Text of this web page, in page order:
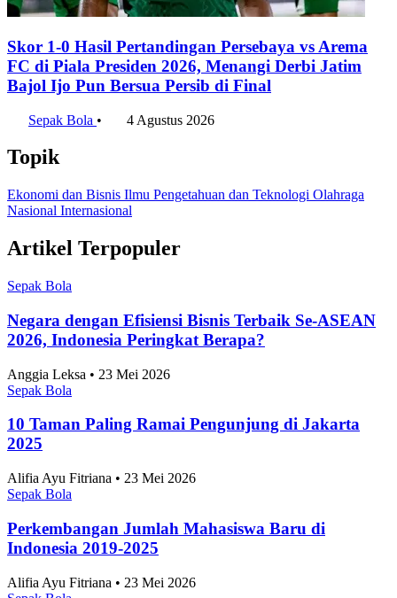
Skor 1-0 Hasil Pertandingan Persebaya vs Arema
FC di Piala Presiden 2026, Menangi Derbi Jatim
Bajol Ijo Pun Bersua Persib di Final
Sepak Bola • 4 Agustus 2026
Topik
Ekonomi dan Bisnis Ilmu Pengetahuan dan Teknologi Olahraga
Nasional Internasional
Artikel Terpopuler
Sepak Bola
Negara dengan Efisiensi Bisnis Terbaik Se-ASEAN
2026, Indonesia Peringkat Berapa?
Anggia Leksa • 23 Mei 2026
Sepak Bola
10 Taman Paling Ramai Pengunjung di Jakarta
2025
Alifia Ayu Fitriana • 23 Mei 2026
Sepak Bola
Perkembangan Jumlah Mahasiswa Baru di
Indonesia 2019-2025
Alifia Ayu Fitriana • 23 Mei 2026